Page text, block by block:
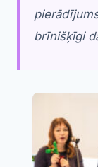
brīnišķīgi